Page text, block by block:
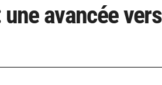
avancée vers